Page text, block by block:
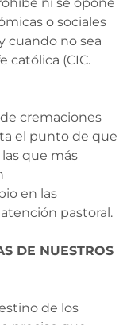
o sociales
cuando no sea
católica (CIC.
cremaciones
el punto de que
que más
en las
pastoral.
DE NUESTROS
de los